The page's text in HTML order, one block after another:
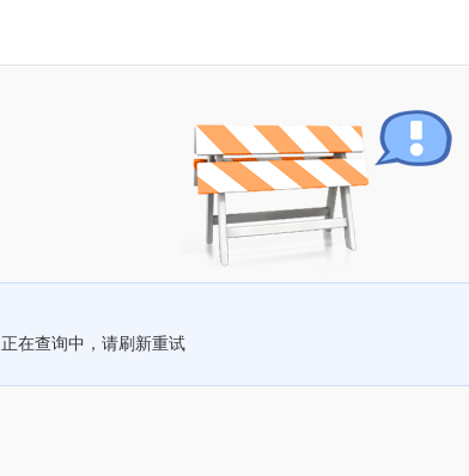
正在查询中，请刷新重试